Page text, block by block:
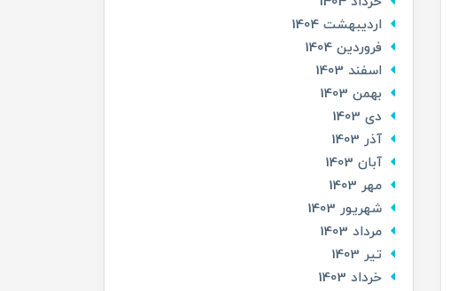
ارديبهشت 1404
فروردین 1404
اسفند 1403
بهمن 1403
دی 1403
آذر 1403
آبان 1403
مهر 1403
شهریور 1403
مرداد 1403
تير 1403
خرداد 1403